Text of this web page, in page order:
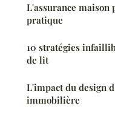
L'assurance maison
pratique
10 stratégies
de lit
L'impact du design
immobilière